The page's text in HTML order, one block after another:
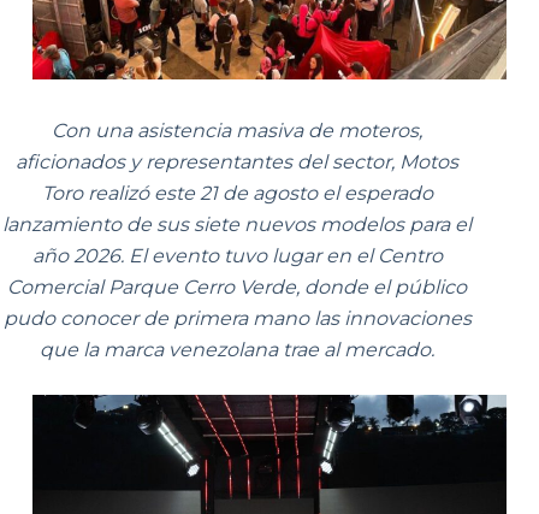
Con una asistencia masiva de moteros,
aficionados y representantes del sector, Motos
Toro realizó este 21 de agosto el esperado
lanzamiento de sus siete nuevos modelos para el
año 2026. El evento tuvo lugar en el Centro
Comercial Parque Cerro Verde, donde el público
pudo conocer de primera mano las innovaciones
que la marca venezolana trae al mercado.